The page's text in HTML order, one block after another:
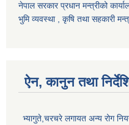
नेपाल सरकार प्रधान मन्त्रीको
भुमि व्यवस्था , कृषि तथा सहकारी
ऐन, कानुन तथा
भ्यागुते,चरचरे लगायत अन्य रोग